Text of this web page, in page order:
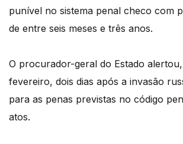
punível no sistema penal checo com
de entre seis meses e três anos.
O procurador-geral do Estado
fevereiro, dois dias após a invasão
para as penas previstas no código
atos.